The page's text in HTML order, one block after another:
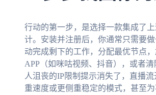
行动的第一步，是选择一款集成了
计。安装并注册后，你通常只需要
动完成剩下的工作，分配最优节点
APP（如咪咕视频、抖音），或者
人沮丧的IP限制提示消失了，直播
重速度或更侧重稳定的模式，甚至